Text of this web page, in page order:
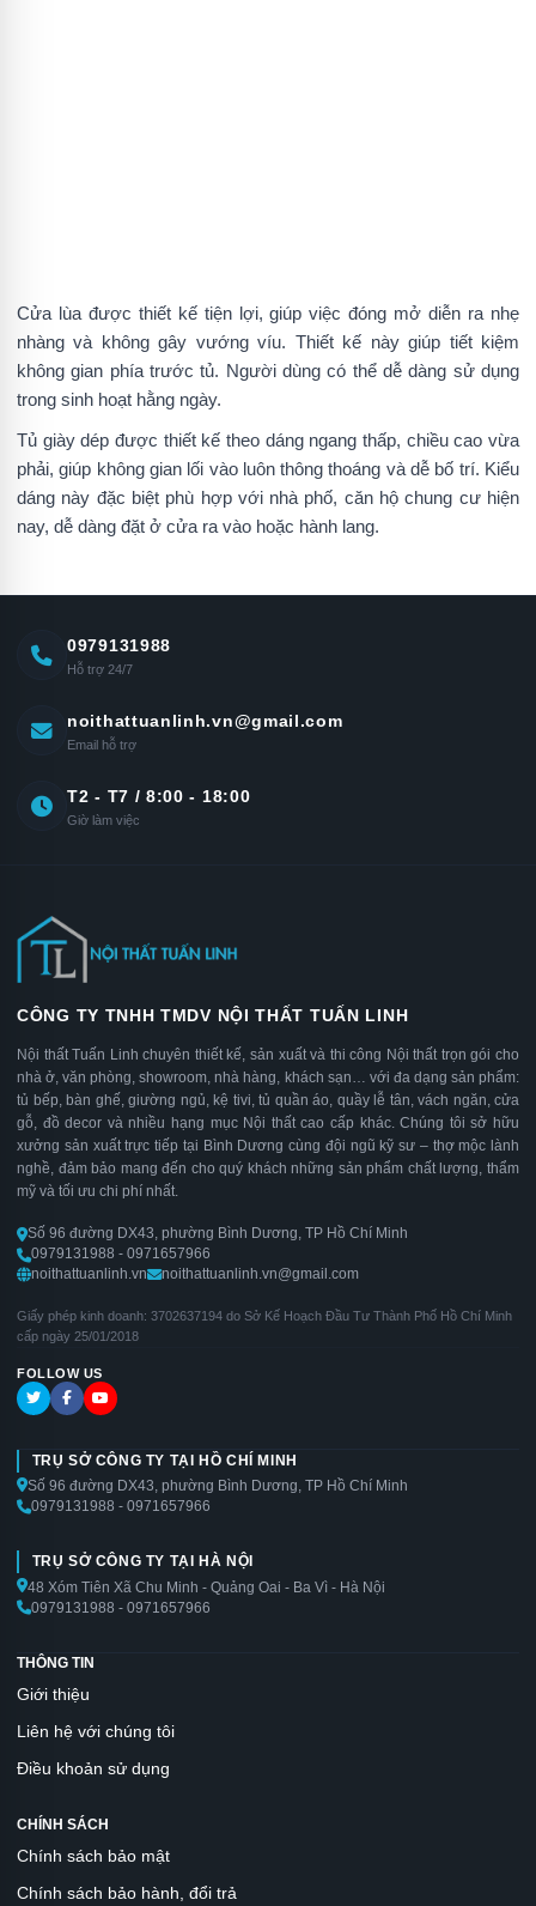
Cửa lùa được thiết kế tiện lợi, giúp việc đóng mở diễn ra nhẹ
nhàng và không gây vướng víu. Thiết kế này giúp tiết kiệm
không gian phía trước tủ. Người dùng có thể dễ dàng sử dụng
trong sinh hoạt hằng ngày.
Tủ giày dép được thiết kế theo dáng ngang thấp, chiều cao vừa
phải, giúp không gian lối vào luôn thông thoáng và dễ bố trí. Kiểu
dáng này đặc biệt phù hợp với nhà phố, căn hộ chung cư hiện
nay, dễ dàng đặt ở cửa ra vào hoặc hành lang.
0979131988
Hỗ trợ 24/7
noithattuanlinh.vn@gmail.com
Email hỗ trợ
T2 - T7 / 8:00 - 18:00
Giờ làm việc
CÔNG TY TNHH TMDV NỘI THẤT TUẤN LINH
Nội thất Tuấn Linh chuyên thiết kế, sản xuất và thi công Nội thất trọn gói cho
nhà ở, văn phòng, showroom, nhà hàng, khách sạn… với đa dạng sản phẩm:
tủ bếp, bàn ghế, giường ngủ, kệ tivi, tủ quần áo, quầy lễ tân, vách ngăn, cửa
gỗ, đồ decor và nhiều hạng mục Nội thất cao cấp khác. Chúng tôi sở hữu
xưởng sản xuất trực tiếp tại Bình Dương cùng đội ngũ kỹ sư – thợ mộc lành
nghề, đảm bảo mang đến cho quý khách những sản phẩm chất lượng, thẩm
mỹ và tối ưu chi phí nhất.
Số 96 đường DX43, phường Bình Dương, TP Hồ Chí Minh
0979131988 - 0971657966
noithattuanlinh.vn
noithattuanlinh.vn@gmail.com
Giấy phép kinh doanh: 3702637194 do Sở Kế Hoạch Đầu Tư Thành Phố Hồ Chí Minh
cấp ngày 25/01/2018
FOLLOW US
TRỤ SỞ CÔNG TY TẠI HỒ CHÍ MINH
Số 96 đường DX43, phường Bình Dương, TP Hồ Chí Minh
0979131988 - 0971657966
TRỤ SỞ CÔNG TY TẠI HÀ NỘI
48 Xóm Tiên Xã Chu Minh - Quảng Oai - Ba Vì - Hà Nội
0979131988 - 0971657966
THÔNG TIN
Giới thiệu
Liên hệ với chúng tôi
Điều khoản sử dụng
CHÍNH SÁCH
Chính sách bảo mật
Chính sách bảo hành, đổi trả